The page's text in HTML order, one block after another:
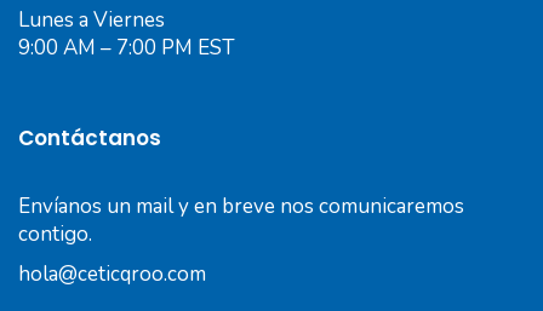
Lunes a Viernes
9:00 AM – 7:00 PM EST
Contáctanos
Envíanos un mail y en breve nos comunicaremos
contigo.
hola@ceticqroo.com